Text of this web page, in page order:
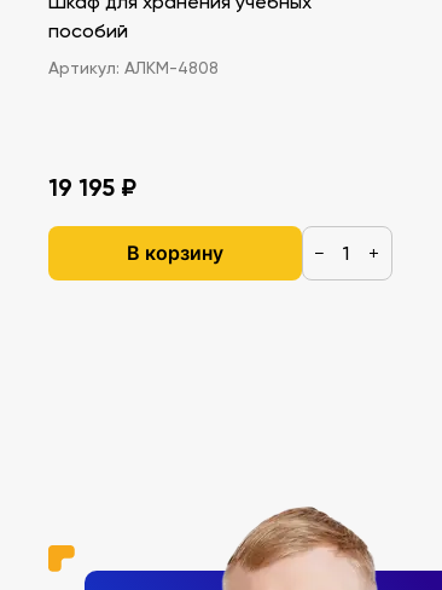
пособий
Артикул: АЛКМ-4808
19 195 ₽
В корзину − +